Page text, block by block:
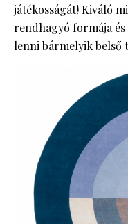
játékosságát! Kiváló
rendhagyó formája
lenni bármelyik belső